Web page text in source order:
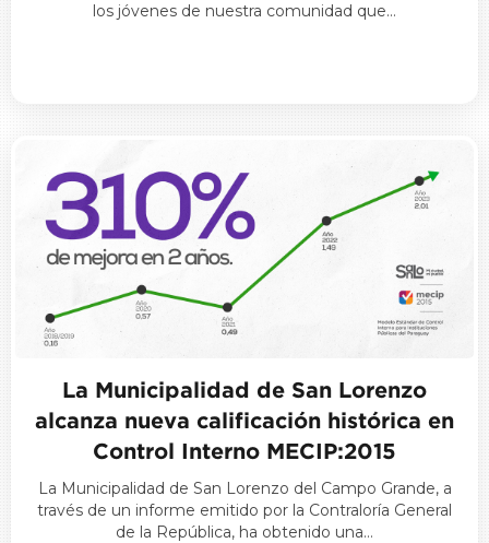
los jóvenes de nuestra comunidad que…
La Municipalidad de San Lorenzo
alcanza nueva calificación histórica en
Control Interno MECIP:2015
La Municipalidad de San Lorenzo del Campo Grande, a
través de un informe emitido por la Contraloría General
de la República, ha obtenido una…